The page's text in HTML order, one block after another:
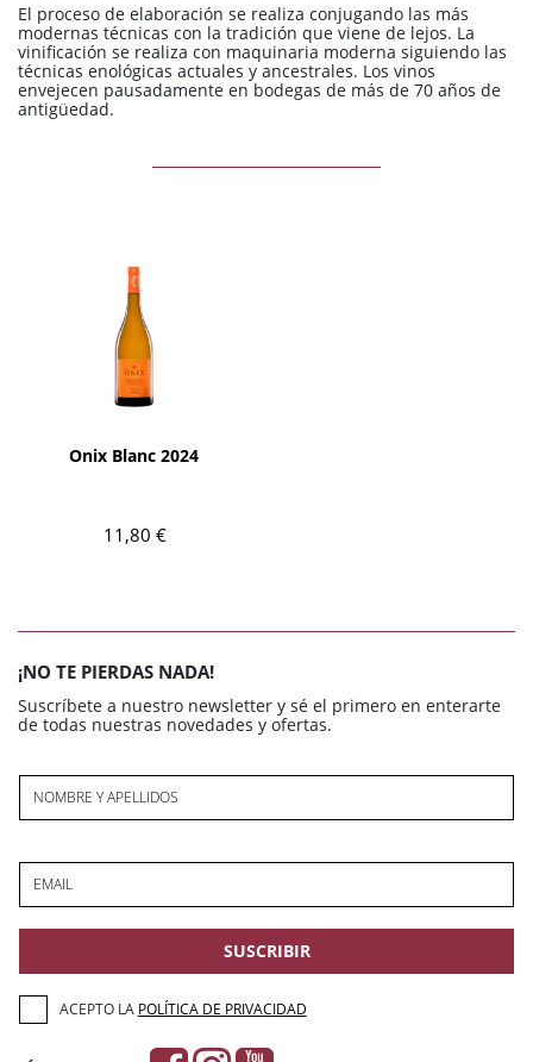
El proceso de elaboración se realiza conjugando las más
modernas técnicas con la tradición que viene de lejos. La
vinificación se realiza con maquinaria moderna siguiendo las
técnicas enológicas actuales y ancestrales. Los vinos
envejecen pausadamente en bodegas de más de 70 años de
antigüedad.
Onix Blanc 2024
11,80 €
¡NO TE PIERDAS NADA!
Suscríbete a nuestro newsletter y sé el primero en enterarte
de todas nuestras novedades y ofertas.
NOMBRE Y APELLIDOS
EMAIL
SUSCRIBIR
ACEPTO LA POLÍTICA DE PRIVACIDAD